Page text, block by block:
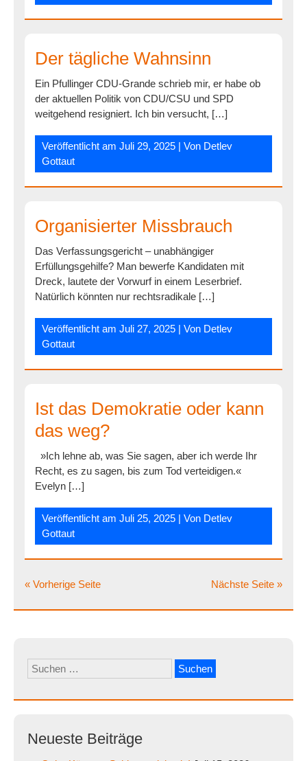
Der tägliche Wahnsinn
Ein Pfullinger CDU-Grande schrieb mir, er habe ob
der aktuellen Politik von CDU/CSU und SPD
weitgehend resigniert. Ich bin versucht, […]
Veröffentlicht amJuli 29, 2025 | Von Detlev
Gottaut
Organisierter Missbrauch
Das Verfassungsgericht – unabhängiger
Erfüllungsgehilfe? Man bewerfe Kandidaten mit
Dreck, lautete der Vorwurf in einem Leserbrief.
Natürlich könnten nur rechtsradikale […]
Veröffentlicht amJuli 27, 2025 | Von Detlev
Gottaut
Ist das Demokratie oder kann
das weg?
»Ich lehne ab, was Sie sagen, aber ich werde Ihr
Recht, es zu sagen, bis zum Tod verteidigen.«
Evelyn […]
Veröffentlicht amJuli 25, 2025 | Von Detlev
Gottaut
Nächste Seite »
« Vorherige Seite
Suchen
nach:
Neueste Beiträge